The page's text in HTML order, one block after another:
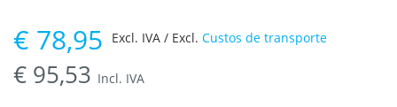
€ 78,95
€ 95,53 Incl. IVA
Excl. IVA / Excl. Custos de transporte